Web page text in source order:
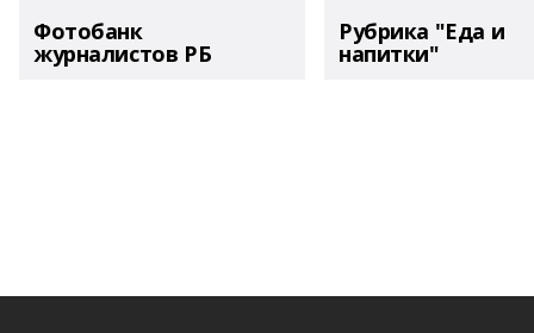
Фотобанк
журналистов РБ
Рубрика "Еда и
напитки"